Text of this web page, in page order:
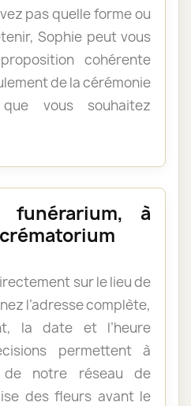
pas quelle forme ou
Sophie peut vous
cohérente
de la cérémonie
vous souhaitez
funérarium, à
sur le lieu de
l’adresse complète,
la date et l’heure
permettent à
de notre réseau de
des fleurs avant le